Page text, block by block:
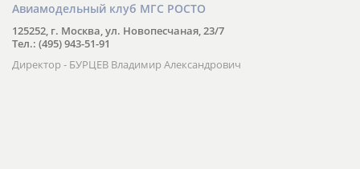
Авиамодельный клуб МГС РОСТО
125252, г. Москва, ул. Новопесчаная, 23/7
Тел.: (495) 943-51-91
Директор - БУРЦЕВ Владимир Александрович